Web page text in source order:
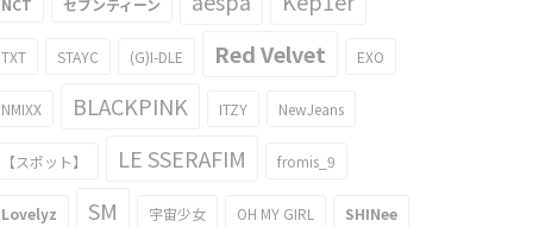
NCT セブンティーン
TXT STAYC (G)I-DLE Red Velvet EXO
NMIXX BLACKPINK ITZY NewJeans
【スポット】 LE SSERAFIM fromis_9
Lovelyz SM 宇宙少女 OH MY GIRL SHINee